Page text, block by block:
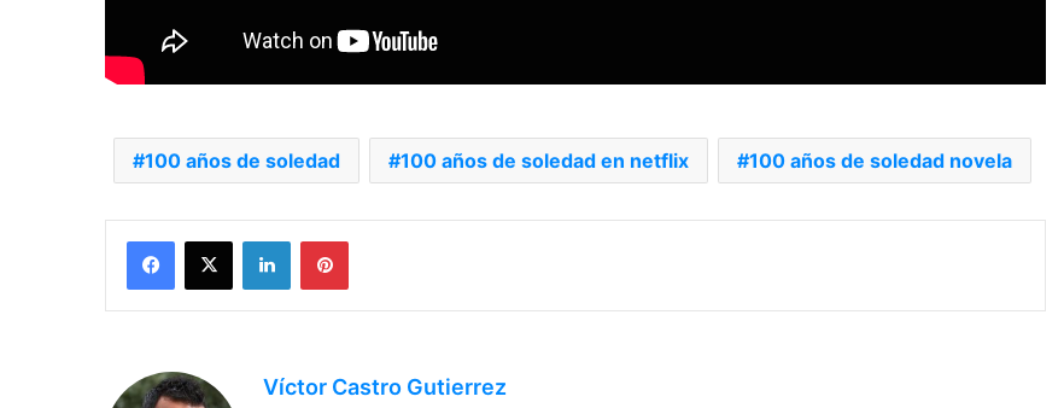
100 años de soledad 100 años de soledad en netflix 100 años de soledad novela
Facebook
X LinkedInPinterest
Víctor Castro Gutierrez